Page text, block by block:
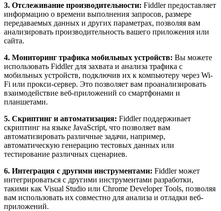
3. Отслеживание производительности: Fiddler предоставляет
информацию о времени выполнения запросов, размере
передаваемых данных и других параметрах, позволяя вам
анализировать производительность вашего приложения или
сайта.
4. Мониторинг трафика мобильных устройств: Вы можете
использовать Fiddler для захвата и анализа трафика с
мобильных устройств, подключив их к компьютеру через Wi-
Fi или прокси-сервер. Это позволяет вам проанализировать
взаимодействие веб-приложений со смартфонами и
планшетами.
5. Скриптинг и автоматизация: Fiddler поддерживает
скриптинг на языке JavaScript, что позволяет вам
автоматизировать различные задачи, например,
автоматическую генерацию тестовых данных или
тестирование различных сценариев.
6. Интеграция с другими инструментами: Fiddler может
интегрироваться с другими инструментами разработки,
такими как Visual Studio или Chrome Developer Tools, позволяя
вам использовать их совместно для анализа и отладки веб-
приложений.